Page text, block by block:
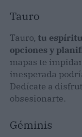
Tauro
Tauro, tu
opciones y
mapas te
inesperada
Dedícate a
obsesionarte.
Géminis